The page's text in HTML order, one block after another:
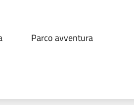
Parco avventura